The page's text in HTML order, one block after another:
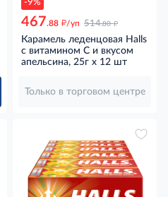
-9%
467.88 д/уп 514.80 д
Карамель леденцовая Halls
с витамином С и вкусом
апельсина, 25г x 12 шт
Только в торговом центре